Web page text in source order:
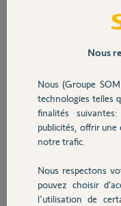
Sécurité
Domotique
Chauffage
sur
Est il
d'effacer le défaut ?
Est il possible de faire
Nous
Nous (Groupe
technologies telles
finalités
publicités, offrir une
notre trafic.
Nous respectons
pouvez choisir
l'utilisation de